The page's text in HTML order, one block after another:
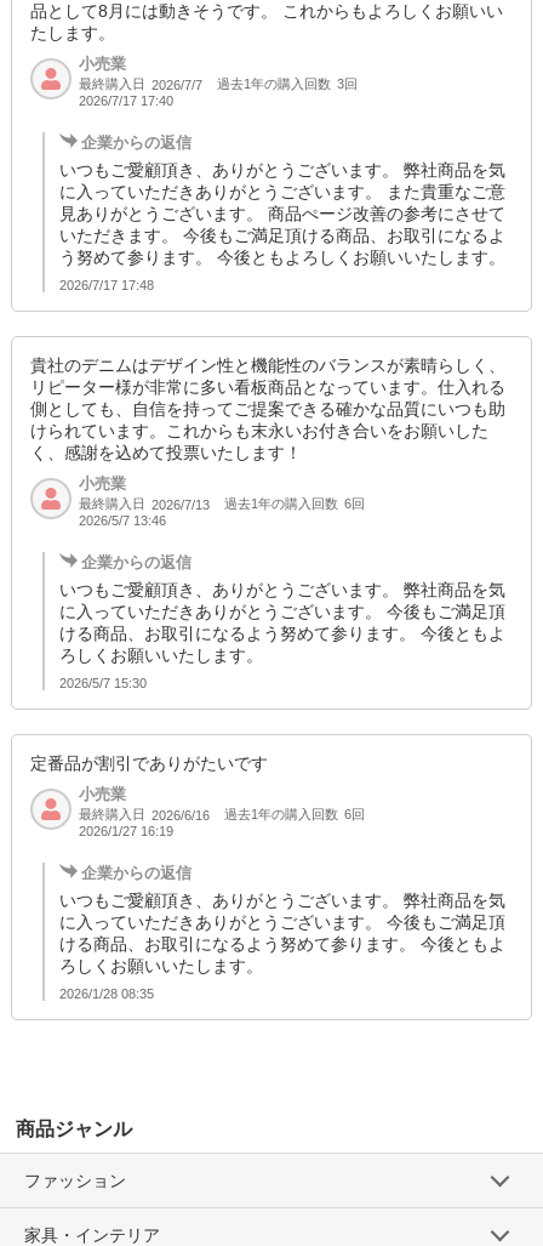
品として8月には動きそうです。 これからもよろしくお願いい
たします。
小売業
最終購入日 2026/7/7 過去1年の購入回数 3回
2026/7/17 17:40
企業からの返信
いつもご愛顧頂き、ありがとうございます。 弊社商品を気
に入っていただきありがとうございます。 また貴重なご意
見ありがとうございます。 商品ぺージ改善の参考にさせて
いただきます。 今後もご満足頂ける商品、お取引になるよ
う努めて参ります。 今後ともよろしくお願いいたします。
2026/7/17 17:48
貴社のデニムはデザイン性と機能性のバランスが素晴らしく、
リピーター様が非常に多い看板商品となっています。仕入れる
側としても、自信を持ってご提案できる確かな品質にいつも助
けられています。これからも末永いお付き合いをお願いした
く、感謝を込めて投票いたします！
小売業
最終購入日 2026/7/13 過去1年の購入回数 6回
2026/5/7 13:46
企業からの返信
いつもご愛顧頂き、ありがとうございます。 弊社商品を気
に入っていただきありがとうございます。 今後もご満足頂
ける商品、お取引になるよう努めて参ります。 今後ともよ
ろしくお願いいたします。
2026/5/7 15:30
定番品が割引でありがたいです
小売業
最終購入日 2026/6/16 過去1年の購入回数 6回
2026/1/27 16:19
企業からの返信
いつもご愛顧頂き、ありがとうございます。 弊社商品を気
に入っていただきありがとうございます。 今後もご満足頂
ける商品、お取引になるよう努めて参ります。 今後ともよ
ろしくお願いいたします。
2026/1/28 08:35
商品ジャンル
ファッション
家具・インテリア